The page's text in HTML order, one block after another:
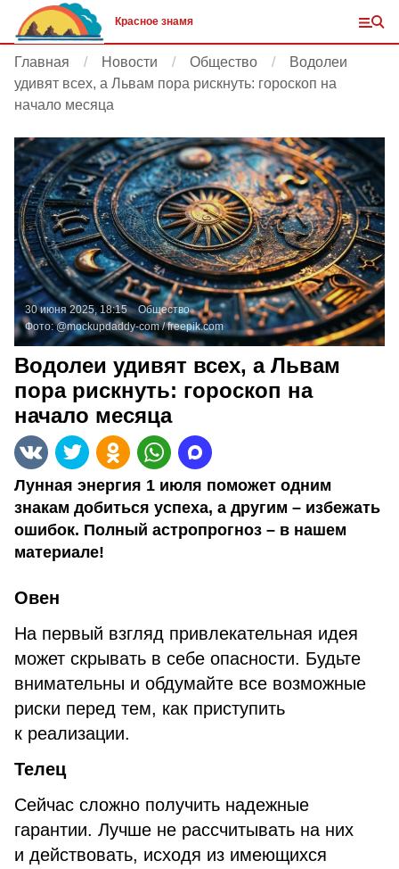
Красное знамя
Главная Новости Общество
Водолеи
удивят всех, а Львам пора рискнуть: гороскоп на
начало месяца
30 июня 2025, 18:15
Общество
Фото:@mockupdaddy-com /freepik.com
Водолеи удивят всех, а Львам
пора рискнуть: гороскоп на
начало месяца
Лунная энергия 1 июля поможет одним
знакам добиться успеха, а другим – избежать
ошибок. Полный астропрогноз – в нашем
материале!
Овен
На первый взгляд привлекательная идея
может скрывать в себе опасности. Будьте
внимательны и обдумайте все возможные
риски перед тем, как приступить
к реализации.
Телец
Сейчас сложно получить надежные
гарантии. Лучше не рассчитывать на них
и действовать, исходя из имеющихся